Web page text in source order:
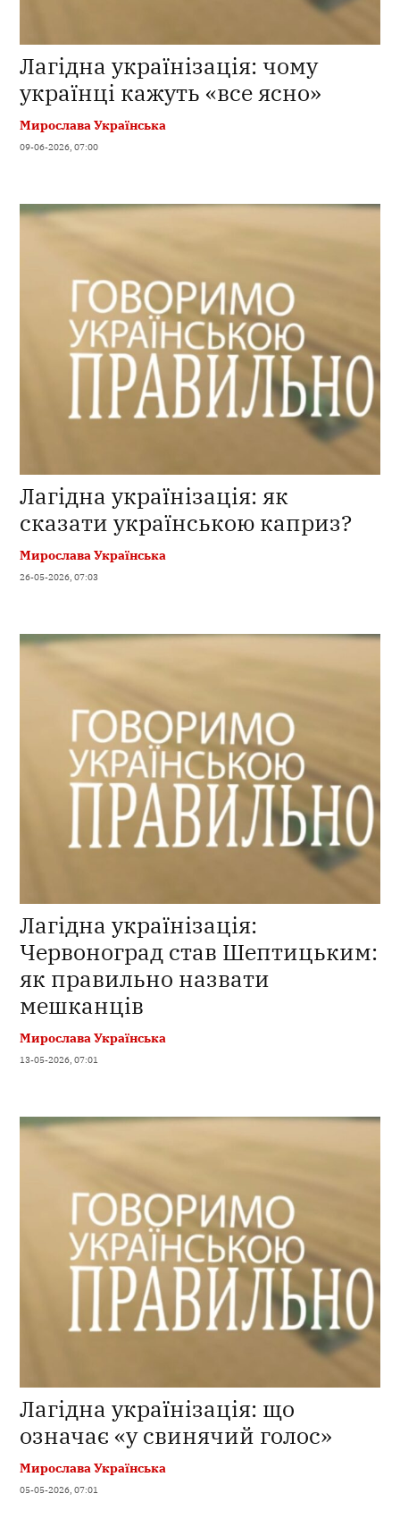
Лагідна українізація: чому
українці кажуть «все ясно»
Мирослава Українська
09-06-2026, 07:00
Лагідна українізація: як
сказати українською каприз?
Мирослава Українська
26-05-2026, 07:03
Лагідна українізація:
Червоноград став Шептицьким:
як правильно назвати
мешканців
Мирослава Українська
13-05-2026, 07:01
Лагідна українізація: що
означає «у свинячий голос»
Мирослава Українська
05-05-2026, 07:01